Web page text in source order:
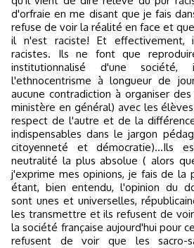
d'orfraie en me disant que je fais
refuse de voir la réalité en face et
il n'est raciste! Et effectivement,
racistes. Ils ne font que
institutionnalisé d'une
l'ethnocentrisme à longueur de
aucune contradiction à organiser
ministère en général) avec les
respect de l'autre et de la
indispensables dans le jargon
citoyenneté et démocratie)...Ils
neutralité la plus absolue ( alors
j'exprime mes opinions, je fais de la
étant, bien entendu, l'opinion du
sont unes et universelles,
les transmettre et ils refusent de
la société française aujourd'hui pour
refusent de voir que les sacro-